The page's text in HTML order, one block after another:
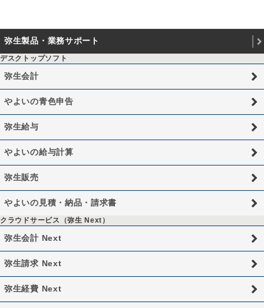
弥生製品・業務サポート
デスクトップソフト
弥生会計
やよいの青色申告
弥生給与
やよいの給与計算
弥生販売
やよいの見積・納品・請求書
クラウドサービス（弥生 Next）
弥生会計 Next
弥生請求 Next
弥生経費 Next